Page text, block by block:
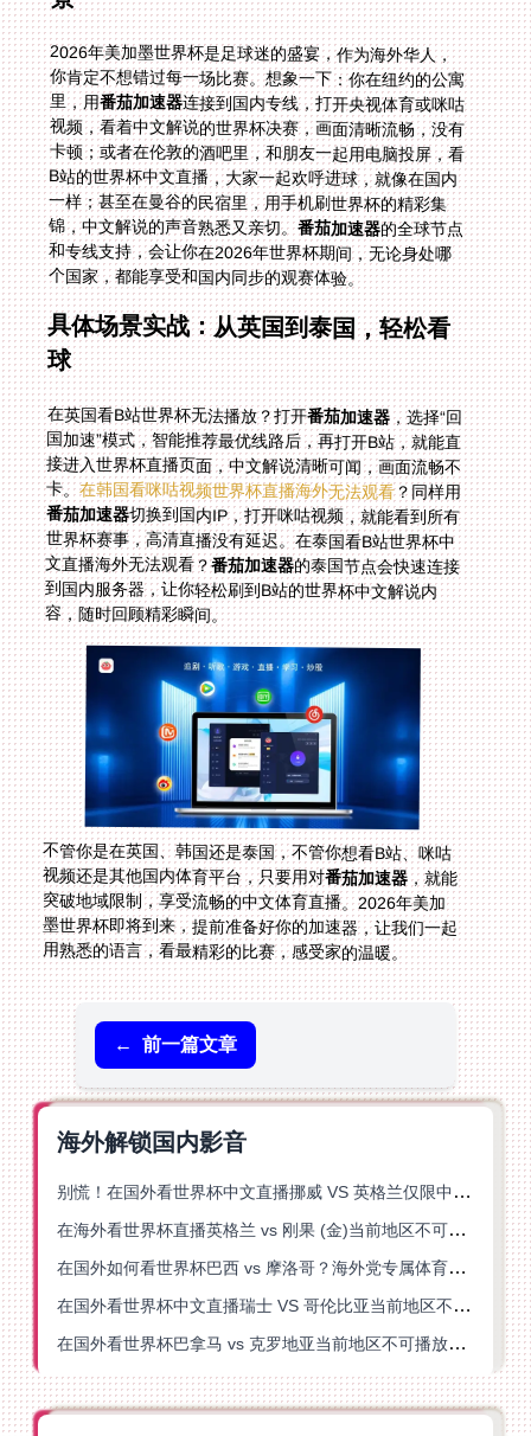
2026年美加墨世界杯是足球迷的盛宴，作为海外华人，
你肯定不想错过每一场比赛。想象一下：你在纽约的公寓
里，用番茄加速器连接到国内专线，打开央视体育或咪咕
视频，看着中文解说的世界杯决赛，画面清晰流畅，没有
卡顿；或者在伦敦的酒吧里，和朋友一起用电脑投屏，看
B站的世界杯中文直播，大家一起欢呼进球，就像在国内
一样；甚至在曼谷的民宿里，用手机刷世界杯的精彩集
锦，中文解说的声音熟悉又亲切。番茄加速器的全球节点
和专线支持，会让你在2026年世界杯期间，无论身处哪
个国家，都能享受和国内同步的观赛体验。
具体场景实战：从英国到泰国，轻松看
球
在英国看B站世界杯无法播放？打开番茄加速器，选择“回
国加速”模式，智能推荐最优线路后，再打开B站，就能直
接进入世界杯直播页面，中文解说清晰可闻，画面流畅不
卡。在韩国看咪咕视频世界杯直播海外无法观看？同样用
番茄加速器切换到国内IP，打开咪咕视频，就能看到所有
世界杯赛事，高清直播没有延迟。在泰国看B站世界杯中
文直播海外无法观看？番茄加速器的泰国节点会快速连接
到国内服务器，让你轻松刷到B站的世界杯中文解说内
容，随时回顾精彩瞬间。
不管你是在英国、韩国还是泰国，不管你想看B站、咪咕
视频还是其他国内体育平台，只要用对番茄加速器，就能
突破地域限制，享受流畅的中文体育直播。2026年美加
墨世界杯即将到来，提前准备好你的加速器，让我们一起
用熟悉的语言，看最精彩的比赛，感受家的温暖。
← 前一篇文章
海外解锁国内影音
别慌！在国外看世界杯中文直播挪威 VS 英格兰仅限中国大陆？这篇指南帮你搞定
在海外看世界杯直播英格兰 vs 刚果 (金)当前地区不可播放？这篇指南帮你突破所有限制
在国外如何看世界杯巴西 vs 摩洛哥？海外党专属体育观赛指南来了
在国外看世界杯中文直播瑞士 VS 哥伦比亚当前地区不可播放？这篇指南帮你搞定
在国外看世界杯巴拿马 vs 克罗地亚当前地区不可播放？这篇指南帮你轻松解决海外体育直播难题